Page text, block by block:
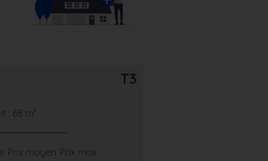
T3
: 68 m²
Prix moyen Prix max